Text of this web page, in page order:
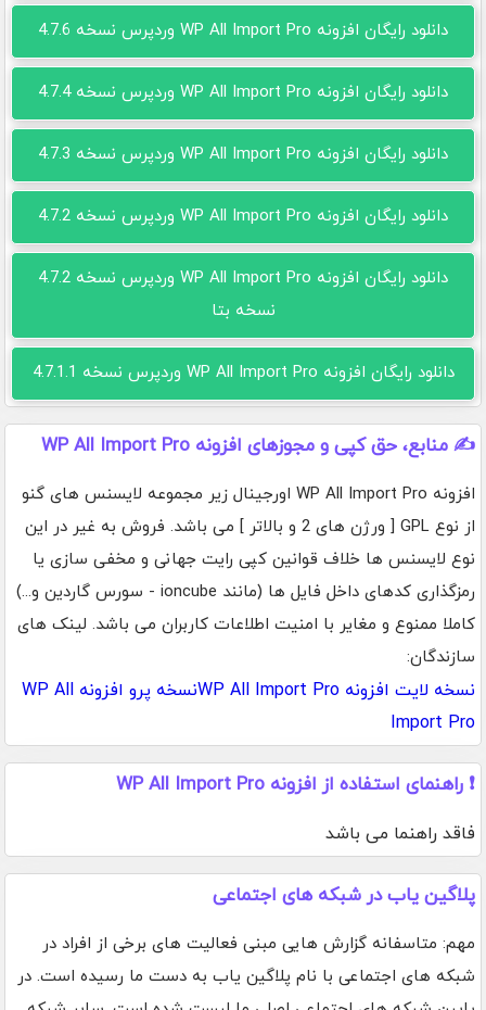
دانلود رایگان افزونه WP All Import Pro وردپرس نسخه 4.7.6
دانلود رایگان افزونه WP All Import Pro وردپرس نسخه 4.7.4
دانلود رایگان افزونه WP All Import Pro وردپرس نسخه 4.7.3
دانلود رایگان افزونه WP All Import Pro وردپرس نسخه 4.7.2
دانلود رایگان افزونه WP All Import Pro وردپرس نسخه 4.7.2
نسخه بتا
دانلود رایگان افزونه WP All Import Pro وردپرس نسخه 4.7.1.1
✍️ منابع، حق کپی و مجوزهای افزونه WP All Import Pro
افزونه WP All Import Pro اورجینال زیر مجموعه لایسنس های گنو
از نوع GPL [ ورژن های 2 و بالاتر ] می باشد. فروش به غیر در این
نوع لایسنس ها خلاف قوانین کپی رایت جهانی و مخفی سازی یا
رمزگذاری کدهای داخل فایل ها (مانند ioncube - سورس گاردین و...)
کاملا ممنوع و مغایر با امنیت اطلاعات کاربران می باشد. لینک های
سازندگان:
نسخه لایت افزونه WP All Import Pro
نسخه پرو افزونه WP All
Import Pro
❗ راهنمای استفاده از افزونه WP All Import Pro
فاقد راهنما می باشد
پلاگین یاب در شبکه های اجتماعی
مهم: متاسفانه گزارش هایی مبنی فعالیت های برخی از افراد در
شبکه های اجتماعی با نام پلاگین یاب به دست ما رسیده است. در